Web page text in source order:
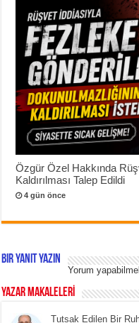
Özgür Özel Hakkında
Kaldırılması Talep Edildi
4 gün önce
Bir yanıt yazın
Yorum
YAZAR MAKALELERİ
Tutsak Edilen Bir